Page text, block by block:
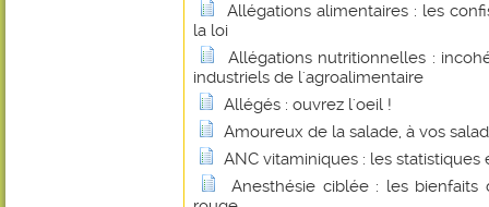
Allégations alimentaires : les
la loi
Allégations nutritionnelles :
industriels de l'agroalimentaire
Allégés : ouvrez l'oeil !
Amoureux de la salade, à vos
ANC vitaminiques : les statistiques
Anesthésie ciblée : les